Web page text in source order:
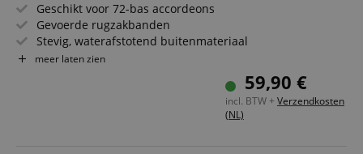
Geschikt voor 72-bas accordeons
Gevoerde rugzakbanden
Stevig, waterafstotend buitenmateriaal
10 mm dikke vulling
meer laten zien
59,90 €
incl. BTW + Verzendkosten
(NL)